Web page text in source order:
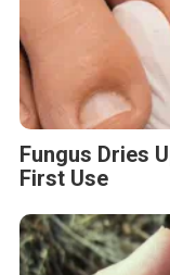
Fungus Dries
First Use